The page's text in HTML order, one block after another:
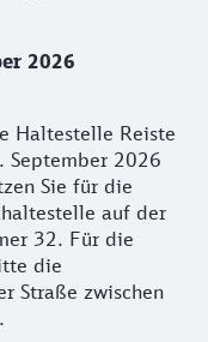
2026
Haltestelle Reiste
2026
Sie für die
auf der
32. Für die
die
Straße zwischen